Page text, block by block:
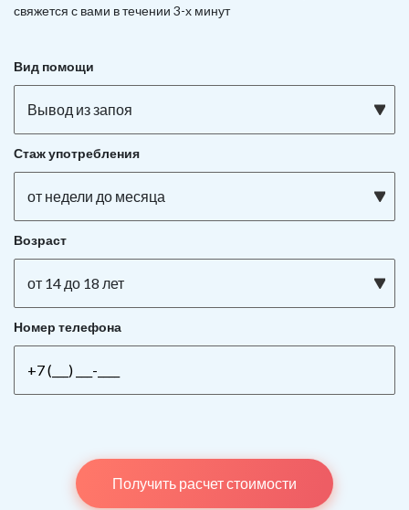
свяжется с вами в течении 3-х минут
Вид помощи
Вывод из запоя
Стаж употребления
от недели до месяца
Возраст
от 14 до 18 лет
Номер телефона
Получить расчет стоимости